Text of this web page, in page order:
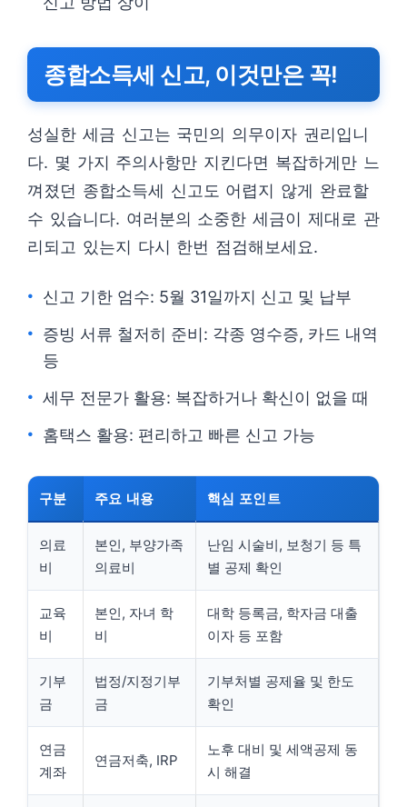
종합소득세 신고, 이것만은 꼭!
성실한 세금 신고는 국민의 의무이자 권리입니
다. 몇 가지 주의사항만 지킨다면 복잡하게만 느
껴졌던 종합소득세 신고도 어렵지 않게 완료할
수 있습니다. 여러분의 소중한 세금이 제대로 관
리되고 있는지 다시 한번 점검해보세요.
신고 기한 엄수: 5월 31일까지 신고 및 납부
증빙 서류 철저히 준비: 각종 영수증, 카드 내역
등
세무 전문가 활용: 복잡하거나 확신이 없을 때
홈택스 활용: 편리하고 빠른 신고 가능
구분 주요 내용 핵심 포인트
의료
비
본인, 부양가족
의료비
난임 시술비, 보청기 등 특
별 공제 확인
교육
비
본인, 자녀 학
비
대학 등록금, 학자금 대출
이자 등 포함
기부
금
법정/지정기부
금
기부처별 공제율 및 한도
확인
연금
계좌
연금저축, IRP
노후 대비 및 세액공제 동
시 해결